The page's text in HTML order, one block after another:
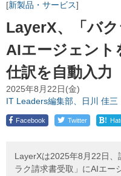
新製品・サービス
LayerX、「バ
AIエージェント
仕訳を自動入力
2025年8月22日(金)
IT Leaders編集部、日川 佳三
Facebook Twitter !
LayerXは2025年8月22日、
ラク請求書受取」にAIエー